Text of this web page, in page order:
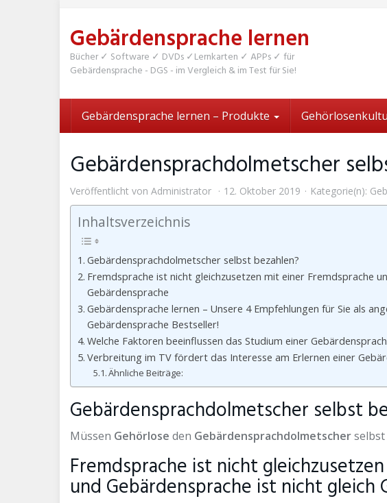
Gebärdensprache lernen
Bücher ✓ Software ✓ DVDs ✓Lernkarten ✓ APPs ✓ für
Gebärdensprache - DGS - im Vergleich & im Test für Sie!
Gebärdensprache lernen – Produkte
Gebärdensprachdolmetscher
Veröffentlicht von Administrator 12. Oktober 2019 Kategorie(n):
Inhaltsverzeichnis
Gebärdensprachdolmetscher selbst bezahlen?
Fremdsprache ist nicht gleichzusetzen mit einer Fremdsprache
Gebärdensprache
Gebärdensprache lernen – Unsere 4 Empfehlungen für Sie als
Gebärdensprache Bestseller!
Welche Faktoren beeinflussen das Studium einer
Verbreitung im TV fördert das Interesse am Erlernen einer
Ähnliche Beiträge:
Gebärdensprachdolmetscher selbst
Müssen Gehörlose den Gebärdensprachdolmetscherselbst
Fremdsprache ist nicht
und Gebärdensprache ist nicht gleich